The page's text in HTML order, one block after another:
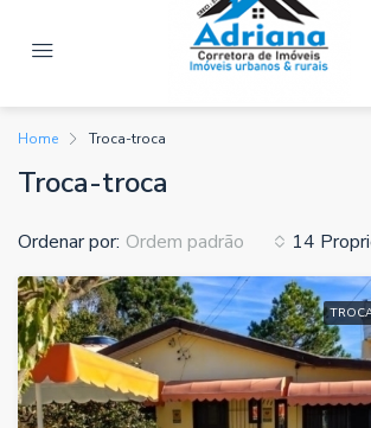
Home Troca-troca
Troca-troca
14
Ordenar por: Ordem padrão